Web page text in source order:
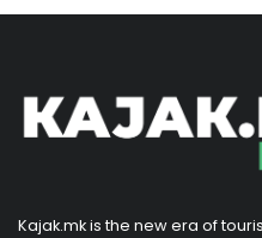
Kajak.mk is the new era of